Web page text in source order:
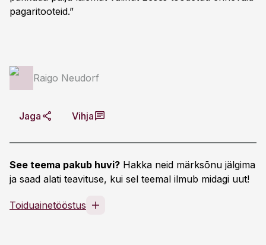
pagaritooteid.”
Raigo Neudorf
Jaga Vihja
See teema pakub huvi? Hakka neid märksõnu jälgima
ja saad alati teavituse, kui sel teemal ilmub midagi uut!
Toiduainetööstus